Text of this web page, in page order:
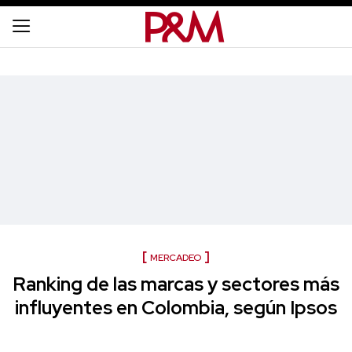
MERCADEO
Ranking de las marcas y sectores más
influyentes en Colombia, según Ipsos